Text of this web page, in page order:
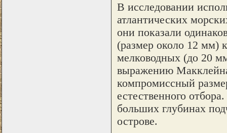
В исследовании
атлантических
они показали
(размер около 12 мм)
мелководных (до 20
выражению
компромиссный
естественного
больших глубинах
острове.